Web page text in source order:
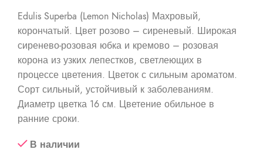
Edulis Superba (Lemon Nicholas) Махровый,
корончатый. Цвет розово – сиреневый. Широкая
сиренево-розовая юбка и кремово – розовая
корона из узких лепестков, светлеющих в
процессе цветения. Цветок с сильным ароматом.
Сорт сильный, устойчивый к заболеваниям.
Диаметр цветка 16 см. Цветение обильное в
ранние сроки.
В наличии